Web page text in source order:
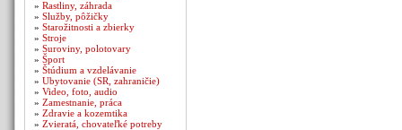
» Rastliny, záhrada
» Služby, pôžičky
» Starožitnosti a zbierky
» Stroje
» Suroviny, polotovary
» Šport
» Štúdium a vzdelávanie
» Ubytovanie (SR, zahraničie)
» Video, foto, audio
» Zamestnanie, práca
» Zdravie a kozemtika
» Zvieratá, chovateľké potreby